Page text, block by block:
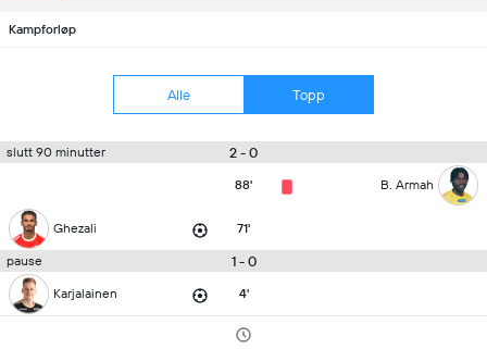
Kampforløp
Alle Topp
slutt 90 minutter 2 - 0
88' B. Armah
Ghezali 71'
pause 1 - 0
Karjalainen 4'